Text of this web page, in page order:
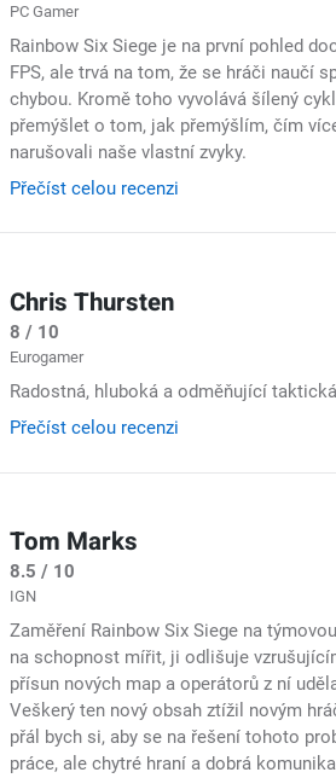
PC Gamer
Rainbow Six Siege je na první pohled
FPS, ale trvá na tom, že se hráči naučí
chybou. Kromě toho vyvolává šílený
přemýšlet o tom, jak přemýšlím, čím
narušovali naše vlastní zvyky.
Přečíst celou recenzi
Chris Thursten
8 / 10
Eurogamer
Radostná, hluboká a odměňující
Přečíst celou recenzi
Tom Marks
8.5 / 10
IGN
Zaměření Rainbow Six Siege na
na schopnost mířit, ji odlišuje
přísun nových map a operátorů z ní
Veškerý ten nový obsah ztížil novým
přál bych si, aby se na řešení tohoto
práce, ale chytré hraní a dobrá